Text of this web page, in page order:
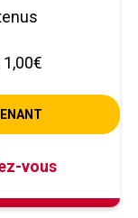
vous